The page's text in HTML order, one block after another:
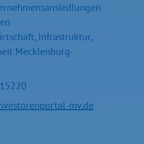
Infrastruktur,
Mecklenburg-
mv.de